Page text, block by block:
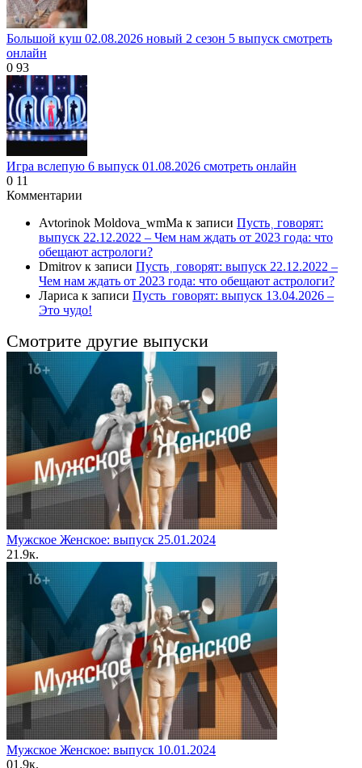
Большой куш 02.08.2026 новый 2 сезон 5 выпуск смотреть
онлайн
0 93
Игра вслепую 6 выпуск 01.08.2026 смотреть онлайн
0 11
Комментарии
Avtorinok Moldova_wmMa к записи Пусть˲ говорят:
выпуск 22.12.2022 – Чем нам ждать от 2023 года: что
обещают астрологи?
Dmitrov к записи Пусть˲ говорят: выпуск 22.12.2022 –
Чем нам ждать от 2023 года: что обещают астрологи?
Лариса к записи Пусть_говорят: выпуск 13.04.2026 –
Это чудо!
Смотрите другие выпуски
Мужское Женское: выпуск 25.01.2024
21.9к.
Мужское Женское: выпуск 10.01.2024
01.9к.